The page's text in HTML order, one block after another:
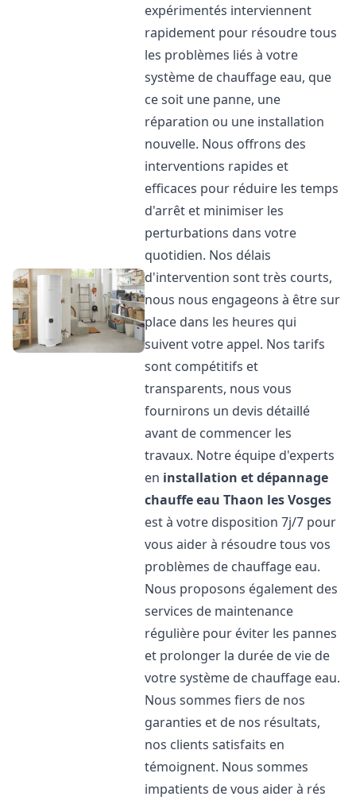
expérimentés interviennent
rapidement pour résoudre tous
les problèmes liés à votre
système de chauffage eau, que
ce soit une panne, une
réparation ou une installation
nouvelle. Nous offrons des
interventions rapides et
efficaces pour réduire les temps
d'arrêt et minimiser les
perturbations dans votre
quotidien. Nos délais
d'intervention sont très courts,
nous nous engageons à être sur
place dans les heures qui
suivent votre appel. Nos tarifs
sont compétitifs et
transparents, nous vous
fournirons un devis détaillé
avant de commencer les
travaux. Notre équipe d'experts
en installation et dépannage
chauffe eau Thaon les Vosges
est à votre disposition 7j/7 pour
vous aider à résoudre tous vos
problèmes de chauffage eau.
Nous proposons également des
services de maintenance
régulière pour éviter les pannes
et prolonger la durée de vie de
votre système de chauffage eau.
Nous sommes fiers de nos
garanties et de nos résultats,
nos clients satisfaits en
témoignent. Nous sommes
impatients de vous aider à rés